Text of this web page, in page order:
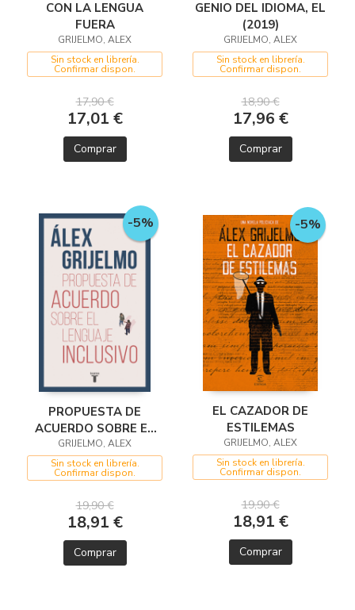
CON LA LENGUA
FUERA
GRIJELMO, ALEX
Sin stock en librería.
Confirmar dispon.
17,90 €
17,01 €
Comprar
GENIO DEL IDIOMA, EL
(2019)
GRIJELMO, ALEX
Sin stock en librería.
Confirmar dispon.
18,90 €
17,96 €
Comprar
-5%
PROPUESTA DE
ACUERDO SOBRE EL
LENGUAJE I
GRIJELMO, ALEX
Sin stock en librería.
Confirmar dispon.
19,90 €
18,91 €
Comprar
-5%
EL CAZADOR DE
ESTILEMAS
GRIJELMO, ALEX
Sin stock en librería.
Confirmar dispon.
19,90 €
18,91 €
Comprar